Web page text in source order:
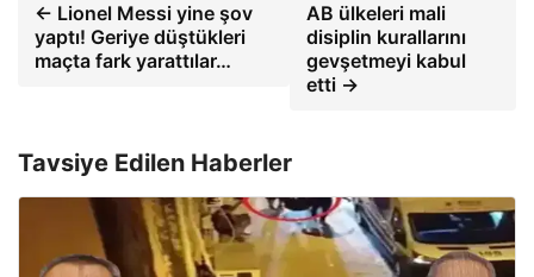
← Lionel Messi yine şov
yaptı! Geriye düştükleri
maçta fark yarattılar…
AB ülkeleri mali
disiplin kurallarını
gevşetmeyi kabul
etti →
Tavsiye Edilen Haberler